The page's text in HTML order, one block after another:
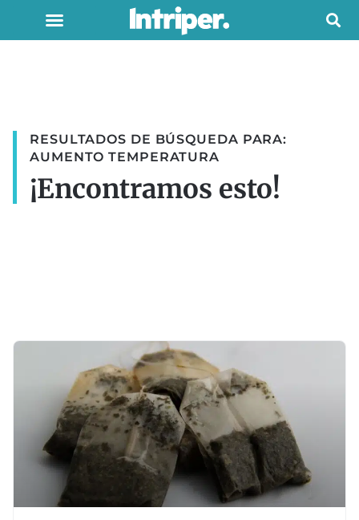
RESULTADOS DE BÚSQUEDA PARA:
AUMENTO TEMPERATURA
¡Encontramos esto!